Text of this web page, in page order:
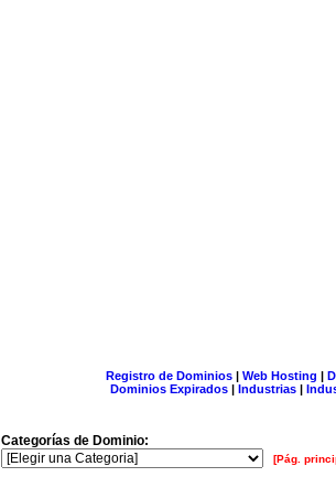
Registro de Dominios| Web Hosting |
Dominios Expirados | Industrias |
Categorías de Dominio:
[Pág.